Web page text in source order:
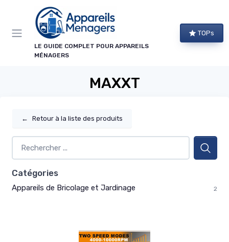
LE GUIDE COMPLET POUR APPAREILS
MÉNAGERS
TOPs
MAXXT
← Retour à la liste des produits
Catégories
Appareils de Bricolage et Jardinage 2
Panneau de gestion des cookies